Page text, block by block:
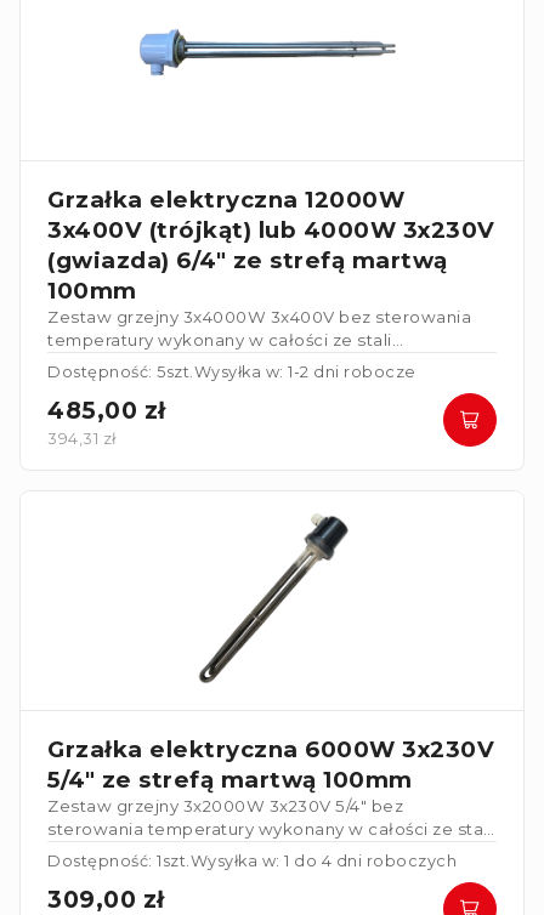
Grzałka elektryczna 12000W
3x400V (trójkąt) lub 4000W 3x230V
(gwiazda) 6/4" ze strefą martwą
100mm
Zestaw grzejny 3x4000W 3x400V bez sterowania
temperatury wykonany w całości ze stali
nierdzewnej. Grzałka posiada strefę martwą
100mm
Dostępność: 5szt. Wysyłka w: 1-2 dni robocze
485,00 zł
394,31 zł
Grzałka elektryczna 6000W 3x230V
5/4" ze strefą martwą 100mm
Zestaw grzejny 3x2000W 3x230V 5/4" bez
sterowania temperatury wykonany w całości ze stali
nierdzewnej. Grzałka posiada strefę martwą
100mm
Dostępność: 1szt. Wysyłka w: 1 do 4 dni roboczych
309,00 zł